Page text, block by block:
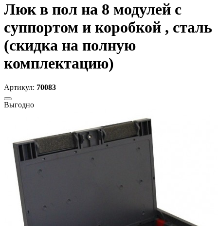
Люк в пол на 8 модулей с
суппортом и коробкой , сталь
(скидка на полную
комплектацию)
Артикул: 70083
Выгодно